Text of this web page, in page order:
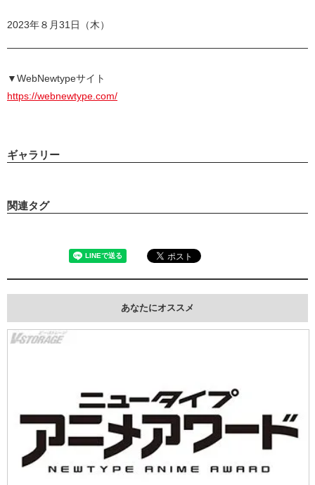
2023年８月31日（木）
▼WebNewtypeサイト
https://webnewtype.com/
ギャラリー
関連タグ
あなたにオススメ